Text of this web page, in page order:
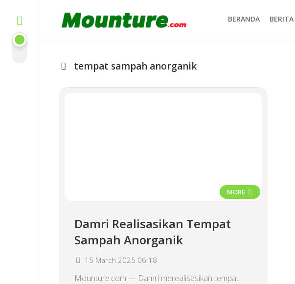
content
BERANDA BERITA
tempat sampah anorganik
MORE
Damri Realisasikan Tempat
Sampah Anorganik
15 March 2025 06:18
Mounture.com — Damri merealisasikan tempat